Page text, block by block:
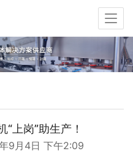
上岗”助生产！
9月4日 下午2:09